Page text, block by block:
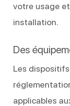
votre usage
installation.
Des
Les
applicables